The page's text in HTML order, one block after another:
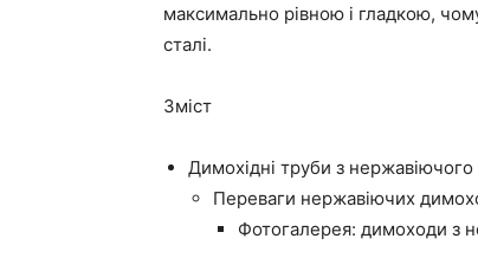
максимально рівною і гладкою,
сталі.
Зміст
Димохідні труби з нержавіючого
Переваги нержавіючих
Фотогалерея: димоходи з